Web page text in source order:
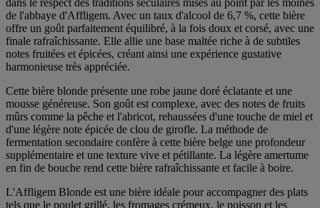
de l'abbaye d'Affligem. Avec un taux d'alcool de 6,7 %, cette bière
offre un goût parfaitement équilibré, à la fois doux et corsé, avec une
finale rafraîchissante. Elle allie une base maltée riche à de subtiles
notes fruitées et épicées, créant ainsi une expérience gustative
harmonieuse très appréciée.
Cette bière blonde présente une robe jaune doré éclatante et une
mousse généreuse. Son goût est complexe, avec des notes de fruits
mûrs comme la pêche et l'abricot, rehaussées d'une touche de miel et
d'une légère note épicée de clou de girofle. La méthode de
fermentation secondaire confère à cette bière belge une profondeur
supplémentaire et une texture vive et pétillante. La légère amertume
en fin de bouche rend cette bière rafraîchissante et facile à boire.
L'Affligem Blonde est une bière idéale pour accompagner des plats
tels que le poulet grillé, les fromages crémeux, le poisson et les